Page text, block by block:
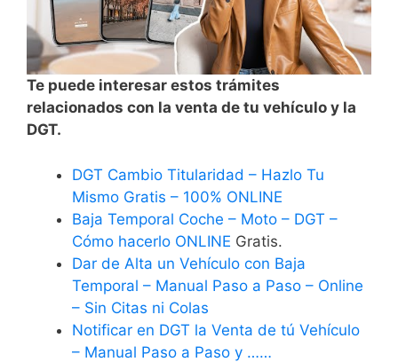
Te puede interesar estos trámites
relacionados con la venta de tu vehículo y la
DGT.
DGT Cambio Titularidad – Hazlo Tu
Mismo Gratis – 100% ONLINE
Baja Temporal Coche – Moto – DGT –
Cómo hacerlo ONLINE Gratis.
Dar de Alta un Vehículo con Baja
Temporal – Manual Paso a Paso – Online
– Sin Citas ni Colas
Notificar en DGT la Venta de tú Vehículo
– Manual Paso a Paso y ……